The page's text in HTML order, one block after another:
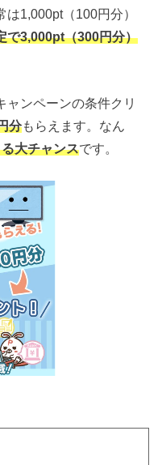
1,000pt（100円分）
で3,000pt（300円分）
ャンペーンの条件クリ
分もらえます。なん
大チャンスです。